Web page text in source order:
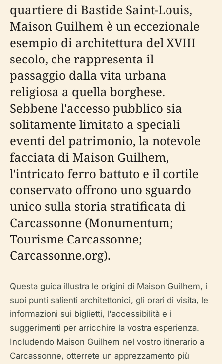
quartiere di Bastide Saint-Louis,
Maison Guilhem è un eccezionale
esempio di architettura del XVIII
secolo, che rappresenta il
passaggio dalla vita urbana
religiosa a quella borghese.
Sebbene l'accesso pubblico sia
solitamente limitato a speciali
eventi del patrimonio, la notevole
facciata di Maison Guilhem,
l'intricato ferro battuto e il cortile
conservato offrono uno sguardo
unico sulla storia stratificata di
Carcassonne (Monumentum;
Tourisme Carcassonne;
Carcassonne.org).
Questa guida illustra le origini di Maison Guilhem, i
suoi punti salienti architettonici, gli orari di visita, le
informazioni sui biglietti, l'accessibilità e i
suggerimenti per arricchire la vostra esperienza.
Includendo Maison Guilhem nel vostro itinerario a
Carcassonne, otterrete un apprezzamento più